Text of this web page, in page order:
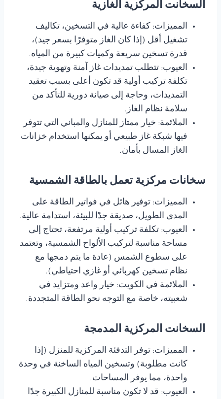
السخانت المركزية الغازية
المميزات: كفاءة عالية في التسخين، تكاليف
تشغيل أقل (إذا كان الغاز متوفرًا بسعر جيد)،
قدرة تسخين سريعة وكميات كبيرة من المياه.
العيوب: تتطلب تمديدات غاز آمنة وتهوية جيدة،
تكلفة تركيب أولية قد تكون أعلى بسبب تعقيد
التمديدات، وحاجة إلى صيانة دورية للتأكد من
سلامة نظام الغاز.
الملائمة: خيار ممتاز للمنازل والمباني التي تتوفر
فيها شبكة غاز طبيعي أو يمكنها استخدام خزانات
الغاز المسال بأمان.
سخانات مركزية تعمل بالطاقة الشمسية
المميزات: توفير هائل في فواتير الطاقة على
المدى الطويل، صديقة جدًا للبيئة، استدامة عالية.
العيوب: تكلفة تركيب أولية مرتفعة، تحتاج إلى
مساحة مناسبة لتركيب الألواح الشمسية، وتعتمد
على سطوع الشمس (عادة ما يتم دمجها مع
نظام تسخين كهربائي أو غازي احتياطي).
الملائمة في الكويت: خيار واعد ومتزايد في
شعبيته، خاصة مع التوجه نحو الطاقة المتجددة.
السخانت المركزية المدمجة
المميزات: توفر التدفئة المركزية للمنزل (إذا
كانت مطلوبة) وتسخين المياه الساخنة في وحدة
واحدة، مما يوفر المساحات.
العيوب: قد لا تكون مناسبة للمنازل الكبيرة جدًا